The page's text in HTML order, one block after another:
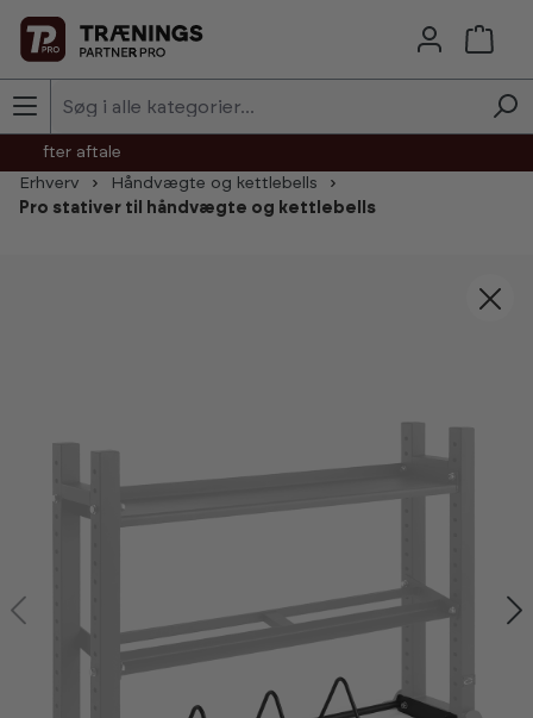
Skip to main content
efter aftale
Erhverv
Håndvægte og kettlebells
Pro stativer til håndvægte og kettlebells